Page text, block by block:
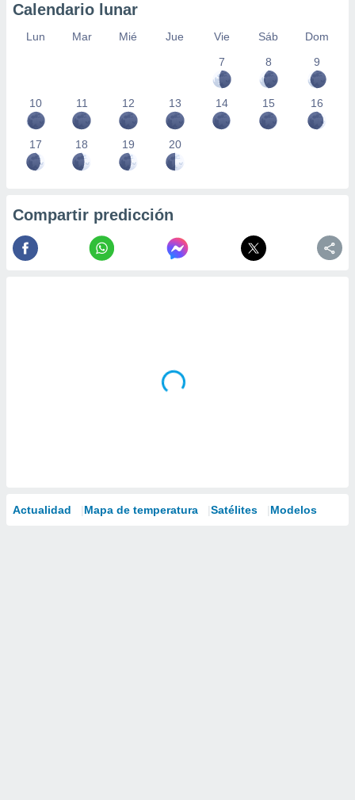
Calendario lunar
Lun Mar Mié Jue Vie Sáb
Dom
7
8 9
10 11 12 13 14 15 16
17 18 19 20
Compartir predicción
Actualidad Mapa de temperatura Satélites Modelos